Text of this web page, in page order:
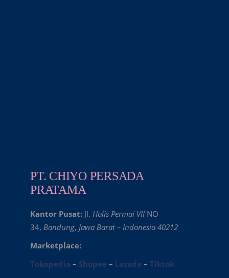
PT. CHIYO PERSADA
PRATAMA
Kantor Pusat: Jl. Holis Permai VII NO
34, Bandung, Jawa Barat – Indonesia 40212
Marketplace:
Tokopedia – Shopee – Lazada – Tiktok